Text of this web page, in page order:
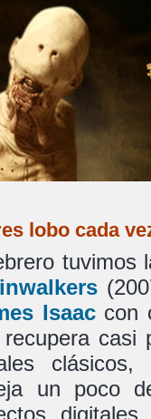
lobo cada
tuvimos
Isaaccon
casi
clásicos,
un poco